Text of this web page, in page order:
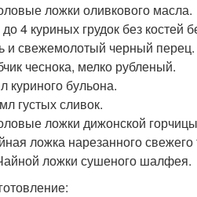
ложки оливкового масла.
4 куриных грудок без костей
и свежемолотый черный перец.
чеснока, мелко рубленый.
куриного бульона.
густых сливок.
ложки дижонской
ложка нарезанного
ложки сушеного шалфея.